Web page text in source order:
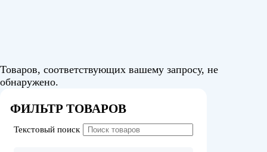
Товаров, соответствующих вашему запросу, не
обнаружено.
ФИЛЬТР ТОВАРОВ
Текстовый поиск